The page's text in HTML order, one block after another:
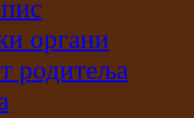
органи
родитеља